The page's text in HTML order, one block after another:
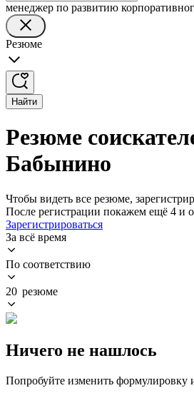
менеджер по развитию
Резюме
Найти
Резюме
Бабынино
Чтобы видеть все резюме,
После регистрации покажем ещё 4 и
Зарегистрироваться
За всё время
По соответствию
20 резюме
Ничего не нашлось
Попробуйте изменить формулировку